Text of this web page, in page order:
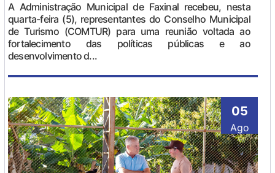
A Administração Municipal de Faxinal recebeu, nesta
quarta-feira (5), representantes do Conselho Municipal
de Turismo (COMTUR) para uma reunião voltada ao
fortalecimento das políticas públicas e ao
desenvolvimento d...
05
Ago